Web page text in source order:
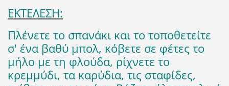
ΕΚΤΕΛΕΣΗ:
Πλένετε το σπανάκι και το τοποθετείτε
σ' ένα βαθύ μπολ, κόβετε σε φέτες το
μήλο με τη φλούδα, ρίχνετε το
κρεμμύδι, τα καρύδια, τις σταφίδες,